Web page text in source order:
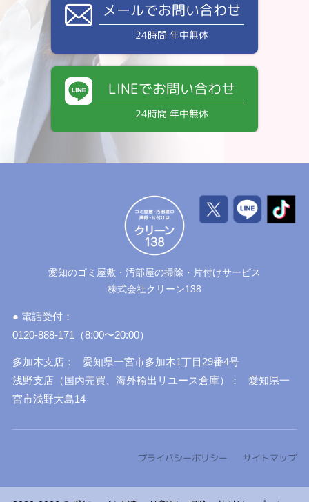
メールでお問い合わせ
24時間 年中無休
LINEでお問い合わせ
24時間 年中無休
愛知のゴミ屋敷・汚部屋の掃除・片付けサービス
株式会社クリーン138
● 電話受付：
0120-888-171（8:00〜20:00）
多加木支店：
愛知県一宮市多加木1丁目29番4号
浅野支店（国内売買、海外輸出リユース倉庫）：
愛知県一
宮市浅野大島14
プライバシーポリシー サイトマップ